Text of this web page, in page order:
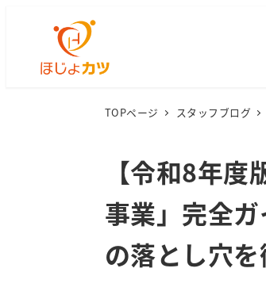
TOPページ スタッフブログ
【令和8年
事業」完全
の落とし穴